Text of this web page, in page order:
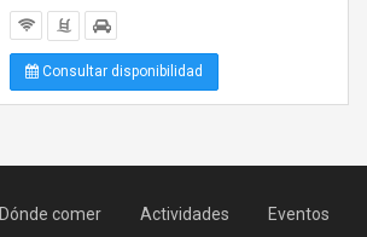
Consultar disponibilidad
Dónde comer Actividades Eventos